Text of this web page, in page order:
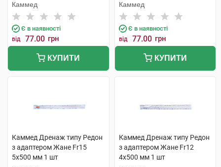
Каммед
Є в наявності
від 77.00 грн
КУПИТИ
Каммед
Є в наявності
від 77.00 грн
КУПИТИ
Каммед Дренаж типу Редон
з адаптером Жане Fr15
5х500 мм 1 шт
Каммед Дренаж типу Редон
з адаптером Жане Fr12
4х500 мм 1 шт